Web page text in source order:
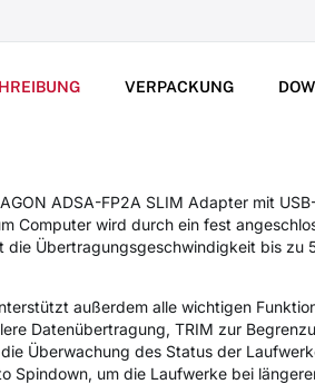
VERPACKUNG
ADSA-FP2A SLIM Adapter mit
Computer wird durch ein fest
die Übertragungsgeschwindigkeit bis zu
außerdem alle wichtigen
Datenübertragung, TRIM zur
Überwachung des Status der
Spindown, um die Laufwerke bei